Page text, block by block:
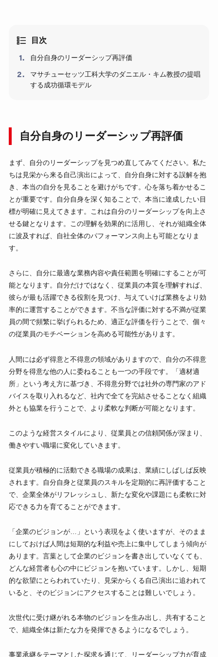
目次
自分自身のリーダーシップ再評価
マサチューセッツ工科大学のダニエル・キム教授の提唱
する成功循環モデル
自分自身のリーダーシップ再評価
まず、自分のリーダーシップを見つめ直してみてください。私た
ちは見栄から来る自己演出によって、自分自身に対する誤解を抱
き、本当の自分を見ることを避けがちです。心を落ち着かせるこ
とが重要です。自分自身を深く知ることで、本当に達成したい目
標が明確に見えてきます。これは自分のリーダーシップを向上さ
せる鍵となります。この理解を効果的に活用し、それが組織全体
に波及すれば、自社全体のパフォーマンス向上も可能となりま
す。
さらに、自分に最適な業務内容や責任範囲を明確にすることが可
能となります。自分だけではなく、従業員の本質を理解すれば、
彼らが最も活躍できる役割を見つけ、与えていけば業務をより効
率的に運営することができます。不当な評価に対する不満が従業
員の間で頻繁に挙げられるため、適正な評価を行うことで、個々
の従業員のモチベーションを高める可能性があります。
人間には必ず得意と不得意の領域がありますので、自分の不得意
分野を得意な他の人に委ねることも一つの手段です。「適材適
所」という考え方に基づき、不得意分野では社外の専門家のアド
バイスを取り入れるなど、社内で全てを完結させることなく組織
外とも協業を行うことで、より柔軟な判断が可能となります。
このような経営スタイルにより、従業員との信頼関係が深まり、
働きやすい職場に変化していきます。
従業員が積極的に活動できる職場の成果は、業績にしばしば反映
されます。自分自身と従業員のスキルを定期的に再評価すること
で、企業全体がリフレッシュし、新たな変化や課題にも柔軟に対
応できる力を育てることができます。
「企業のビジョンが…」という表現をよく使いますが、そのまま
にしておけば人間は短期的な利益や売上に集中してしまう傾向が
あります。言葉として企業のビジョンを書き出していなくても、
どんな経営者も心の中にビジョンを抱いています。しかし、短期
的な欲望にとらわれていたり、見栄からくる自己演出に追われて
いると、そのビジョンにアクセスすることは難しいでしょう。
次世代に受け継がれる本物のビジョンを生み出し、共有すること
で、組織全体は新たな力を発揮できるようになるでしょう。
事業承継をテーマとした探求を通じて、リーダーシップ力が育成